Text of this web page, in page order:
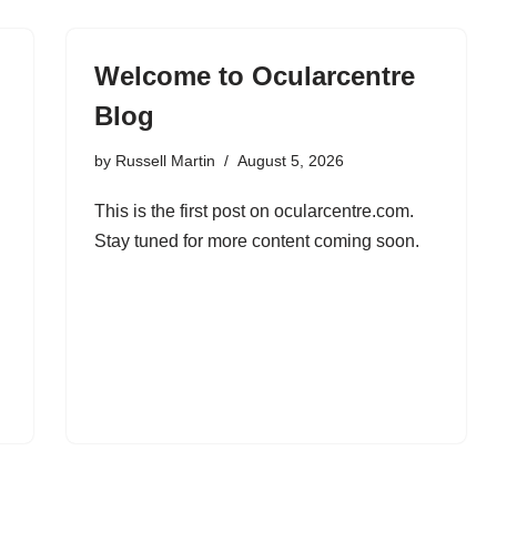
Welcome to Ocularcentre
Blog
by Russell Martin August 5, 2026
This is the first post on ocularcentre.com.
Stay tuned for more content coming soon.